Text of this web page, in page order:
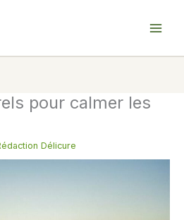
pour calmer les
Délicure